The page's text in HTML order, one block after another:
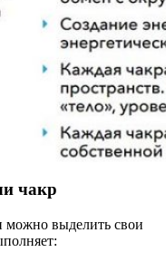
чакр
можно выделить свои